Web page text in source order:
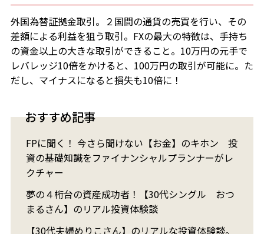
外国為替証拠金取引。２国間の通貨の売買を行い、その
差額による利益を狙う取引。FXの最大の特徴は、手持ち
の資金以上の大きな取引ができること。10万円の元手で
レバレッジ10倍をかけると、100万円の取引が可能に。た
だし、マイナスになると損失も10倍に！
おすすめ記事
FPに聞く！ 今さら聞けない【お金】のキホン 投
資の基礎知識をファイナンシャルプランナーがレ
クチャー
夢の４桁台の資産成功者！【30代シングル おつ
まるさん】のリアル投資体験談
【30代夫婦めりこさん】のリアルな投資体験談。